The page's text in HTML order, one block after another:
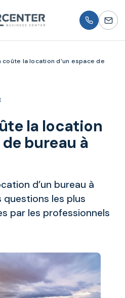
coûte la location d’un espace de
la location
bureau à
d’un bureau à
questions les plus
par les professionnels